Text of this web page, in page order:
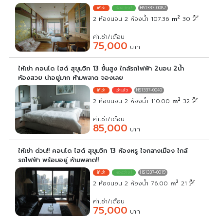
HS1337-0087
2 ห้องนอน 2 ห้องน้ำ 107.36 m2 30
ค่าเช่า/เดือน
75,000 บาท
ให้เช่า คอนโด ไฮด์ สุขุมวิท 13 ชั้นสูง ใกล้รถไฟฟ้า 2นอน 2น้ำ
ห้องสวย น่าอยู่มาก ห้ามพลาด จองเลย
HS1337-0040
2 ห้องนอน 2 ห้องน้ำ 110.00 m2 32
ค่าเช่า/เดือน
85,000 บาท
ให้เช่า ด่วน!! คอนโด ไฮด์ สุขุมวิท 13 ห้องหรู ใจกลางเมือง ใกล้
รถไฟฟ้า พร้อมอยู่ ห้ามพลาด!!
HS1337-0019
2 ห้องนอน 2 ห้องน้ำ 76.00 m2 21
ค่าเช่า/เดือน
75,000 บาท